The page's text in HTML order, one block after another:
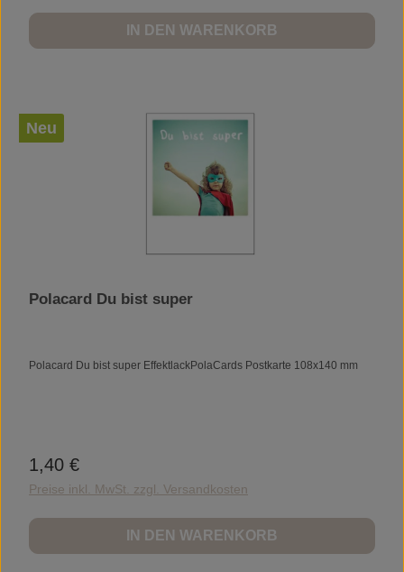
IN DEN WARENKORB
Neu
Polacard Du bist super
Polacard Du bist super EffektlackPolaCards Postkarte 108x140 mm
Regulärer Preis:
1,40 €
Preise inkl. MwSt. zzgl. Versandkosten
IN DEN WARENKORB